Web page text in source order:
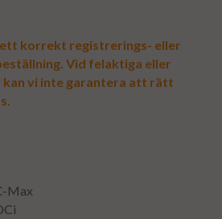
ett korrekt registrerings- eller
Vid felaktiga eller
vi inte garantera att rätt
Max